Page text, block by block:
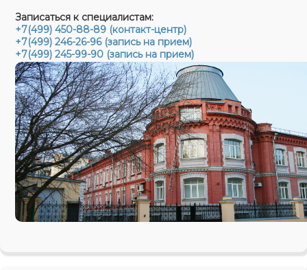
Записаться к специалистам:
+7(499) 450-88-89 (контакт-центр)
+7(499) 246-26-96 (запись на прием)
+7(499) 245-99-90 (запись на прием)